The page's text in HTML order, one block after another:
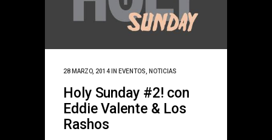
28 MARZO, 2014 IN EVENTOS, NOTICIAS
Holy Sunday #2! con
Eddie Valente & Los
Rashos